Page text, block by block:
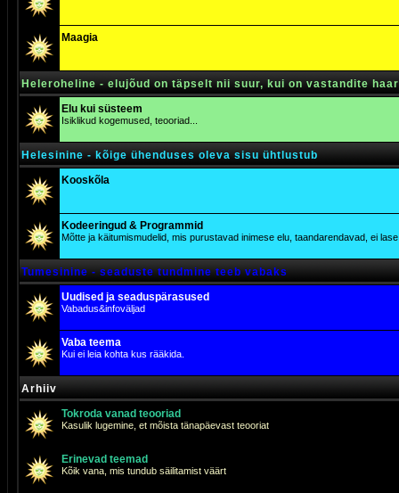
Maagia
Heleroheline - elujõud on täpselt nii suur, kui on vastandite
Elu kui süsteem
Isiklikud kogemused, teooriad...
Helesinine - kõige ühenduses oleva sisu ühtlustub
Kooskõla
Kodeeringud & Programmid
Mõtte ja käitumismudelid, mis purustavad inimese elu, taandarendavad, ei
Tumesinine - seaduste tundmine teeb vabaks
Uudised ja seaduspärasused
Vabadus&infoväljad
Vaba teema
Kui ei leia kohta kus rääkida.
Arhiiv
Tokroda vanad teooriad
Kasulik lugemine, et mõista tänapäevast teooriat
Erinevad teemad
Kõik vana, mis tundub säilitamist väärt